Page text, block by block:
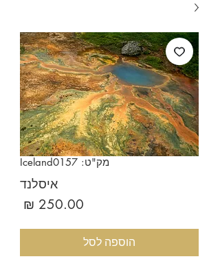
מק"ט: Iceland0157
איסלנד
הוספה לסל